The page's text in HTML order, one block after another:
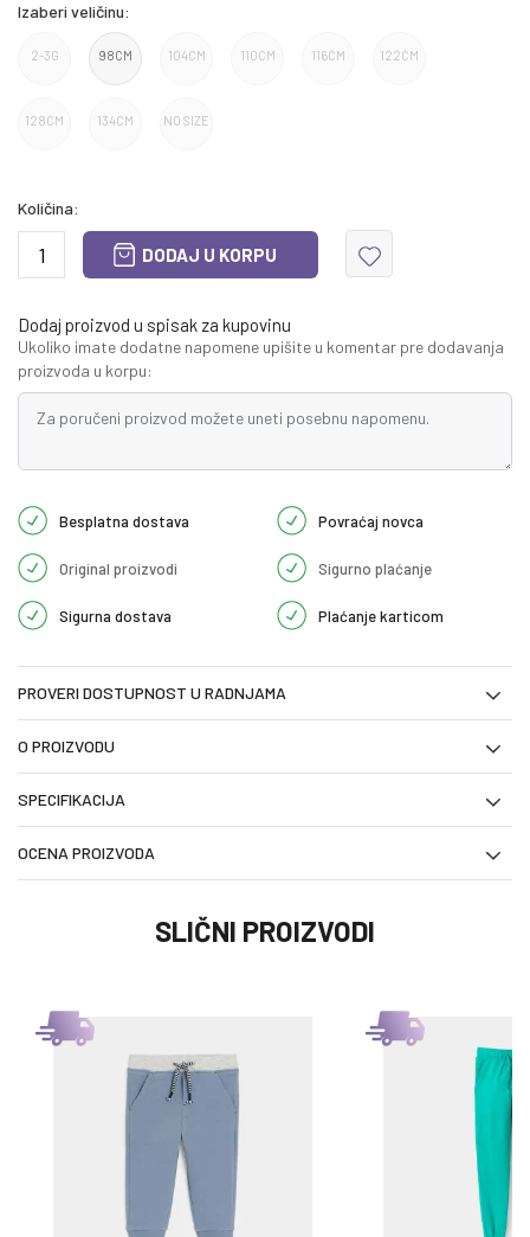
Izaberi veličinu:
2-3G 98CM 104CM 110CM 116CM 122CM
128CM 134CM NO SIZE
Količina:
DODAJ U KORPU
Dodaj proizvod u spisak za kupovinu
Ukoliko imate dodatne napomene upišite u komentar pre dodavanja
proizvoda u korpu:
Besplatna dostava Povraćaj novca
Original proizvodi Sigurno plaćanje
Sigurna dostava Plaćanje karticom
PROVERI DOSTUPNOST U RADNJAMA
O PROIZVODU
SPECIFIKACIJA
OCENA PROIZVODA
SLIČNI PROIZVODI